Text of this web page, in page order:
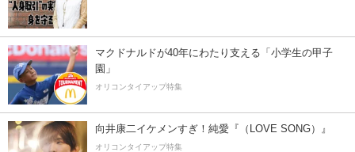
マクドナルドが40年にわたり支える「小学生の甲子
園」
オリコンタイアップ特集
向井康二イケメンすぎ！純愛『（LOVE SONG）』
オリコンタイアップ特集